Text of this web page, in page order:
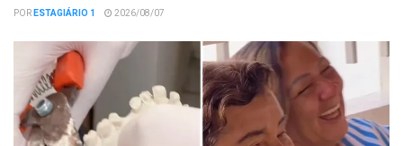
PORESTAGIÁRIO 1 2026/08/07